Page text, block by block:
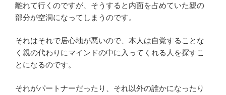
離れて行くのですが、そうすると内面を占めていた親の
部分が空洞になってしまうのです。
それはそれで居心地が悪いので、本人は自覚することな
く親の代わりにマインドの中に入ってくれる人を探すこ
とになるのです。
それがパートナーだったり、それ以外の誰かになったり